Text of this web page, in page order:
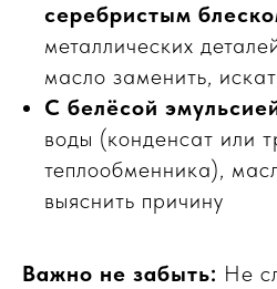
серебристым
металлических
масло заменить,
С белёсой
воды (конденсат или
теплообменника),
выяснить причину
Важно не забыть: Не